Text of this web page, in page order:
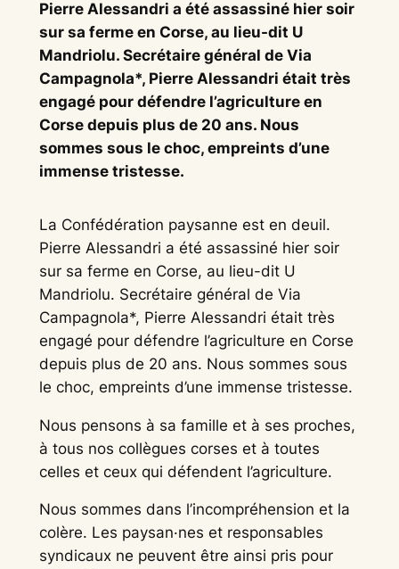
Pierre Alessandri a été assassiné hier soir
sur sa ferme en Corse, au lieu-dit U
Mandriolu. Secrétaire général de Via
Campagnola*, Pierre Alessandri était très
engagé pour défendre l’agriculture en
Corse depuis plus de 20 ans. Nous
sommes sous le choc, empreints d’une
immense tristesse.
La Confédération paysanne est en deuil.
Pierre Alessandri a été assassiné hier soir
sur sa ferme en Corse, au lieu-dit U
Mandriolu. Secrétaire général de Via
Campagnola*, Pierre Alessandri était très
engagé pour défendre l’agriculture en Corse
depuis plus de 20 ans. Nous sommes sous
le choc, empreints d’une immense tristesse.
Nous pensons à sa famille et à ses proches,
à tous nos collègues corses et à toutes
celles et ceux qui défendent l’agriculture.
Nous sommes dans l’incompréhension et la
colère. Les paysan·nes et responsables
syndicaux ne peuvent être ainsi pris pour